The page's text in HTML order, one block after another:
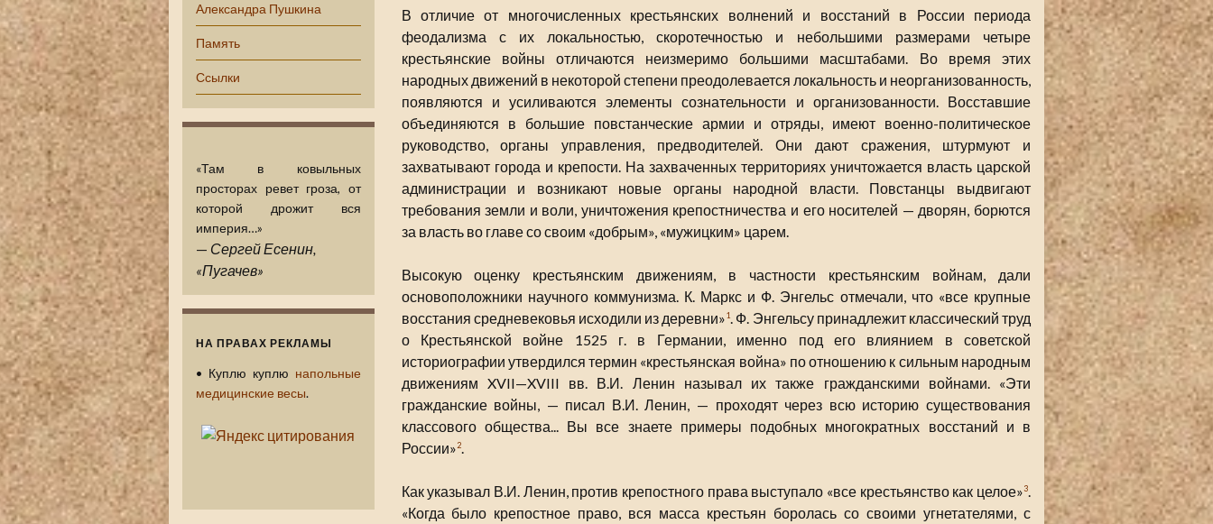
Александра Пушкина
Память
Ссылки
«Там в ковыльных
просторах ревет гроза, от
которой дрожит вся
империя…»
— Сергей Есенин,
«Пугачев»
НА ПРАВАХ РЕКЛАМЫ
• Куплю куплю напольные
медицинские весы.
В отличие от многочисленных крестьянских волнений и восстаний в России периода
феодализма с их локальностью, скоротечностью и небольшими размерами четыре
крестьянские войны отличаются неизмеримо большими масштабами. Во время этих
народных движений в некоторой степени преодолевается локальность и неорганизованность,
появляются и усиливаются элементы сознательности и организованности. Восставшие
объединяются в большие повстанческие армии и отряды, имеют военно-политическое
руководство, органы управления, предводителей. Они дают сражения, штурмуют и
захватывают города и крепости. На захваченных территориях уничтожается власть царской
администрации и возникают новые органы народной власти. Повстанцы выдвигают
требования земли и воли, уничтожения крепостничества и его носителей — дворян, борются
за власть во главе со своим «добрым», «мужицким» царем.
Высокую оценку крестьянским движениям, в частности крестьянским войнам, дали
основоположники научного коммунизма. К. Маркс и Ф. Энгельс отмечали, что «все крупные
восстания средневековья исходили из деревни»1. Ф. Энгельсу принадлежит классический труд
о Крестьянской войне 1525 г. в Германии, именно под его влиянием в советской
историографии утвердился термин «крестьянская война» по отношению к сильным народным
движениям XVII—XVIII вв. В.И. Ленин называл их также гражданскими войнами. «Эти
гражданские войны, — писал В.И. Ленин, — проходят через всю историю существования
классового общества... Вы все знаете примеры подобных многократных восстаний и в
России»2.
Как указывал В.И. Ленин, против крепостного права выступало «все крестьянство как целое»3
«Когда было крепостное право, вся масса крестьян боролась со своими угнетателями, с